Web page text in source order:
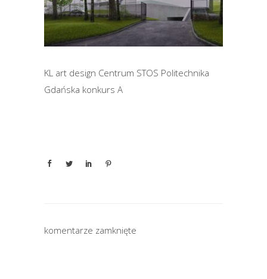
KL art design Centrum STOS Politechnika
Gdańska konkurs A
komentarze zamknięte